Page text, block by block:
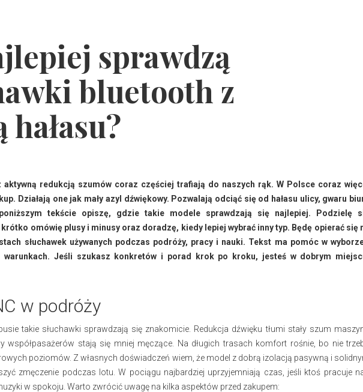
sprawdzą
bluetooth z
aktywną redukcją szumów coraz częściej trafiają do naszych rąk. W Polsce coraz
Działają one jak mały azyl dźwiękowy. Pozwalają odciąć się od hałasu ulicy, gwaru
tekście opiszę, gdzie takie modele sprawdzają się najlepiej. Podzielę
omówię plusy i minusy oraz doradzę, kiedy lepiej wybrać inny typ. Będę opierać się
słuchawek używanych podczas podróży, pracy i nauki. Tekst ma pomóc w
warunkach. Jeśli szukasz konkretów i porad krok po kroku, jesteś w dobrym
w podróży
takie słuchawki sprawdzają się znakomicie. Redukcja dźwięku tłumi stały szum
współpasażerów stają się mniej męczące. Na długich trasach komfort rośnie, bo nie
poziomów. Z własnych doświadczeń wiem, że model z dobrą izolacją pasywną i
zmęczenie podczas lotu. W pociągu najbardziej uprzyjemniają czas, jeśli ktoś pracuje
w spokoju. Warto zwrócić uwagę na kilka aspektów przed zakupem: